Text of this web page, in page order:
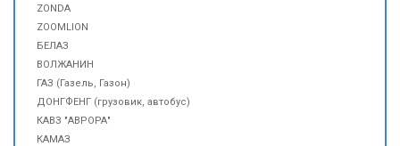
ZONDA
ZOOMLION
БЕЛАЗ
ВОЛЖАНИН
ГАЗ (Газель, Газон)
ДОНГФЕНГ (грузовик, автобус)
КАВЗ "АВРОРА"
КАМАЗ